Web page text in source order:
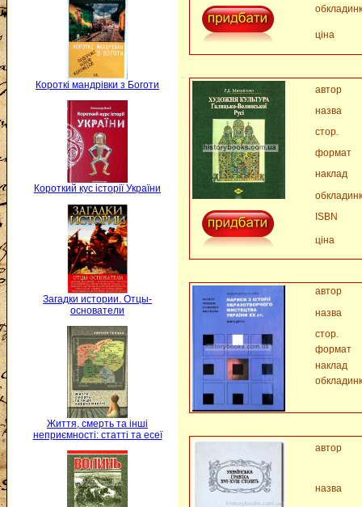
Короткі мандрівки з Боготи
Короткий кус історії України
Загадки истории. Отцы-
основатели
Життя, смерть та інші
неприємності: статті та есеї
ціна
автор
назва
стор.
формат
наклад
ISBN
ціна
автор
назва
стор.
формат
наклад
автор
назва